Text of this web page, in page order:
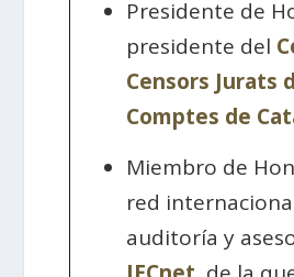
Presidente de
presidente del
Censors Jurats
Comptes de
Miembro de
red
auditoría y